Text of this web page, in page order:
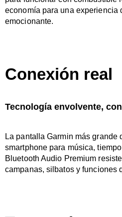
economía para una experiencia
emocionante.
Conexión real
Tecnología envolvente,
La pantalla Garmin más grande
smartphone para música,
Bluetooth Audio Premium
campanas, silbatos y funciones